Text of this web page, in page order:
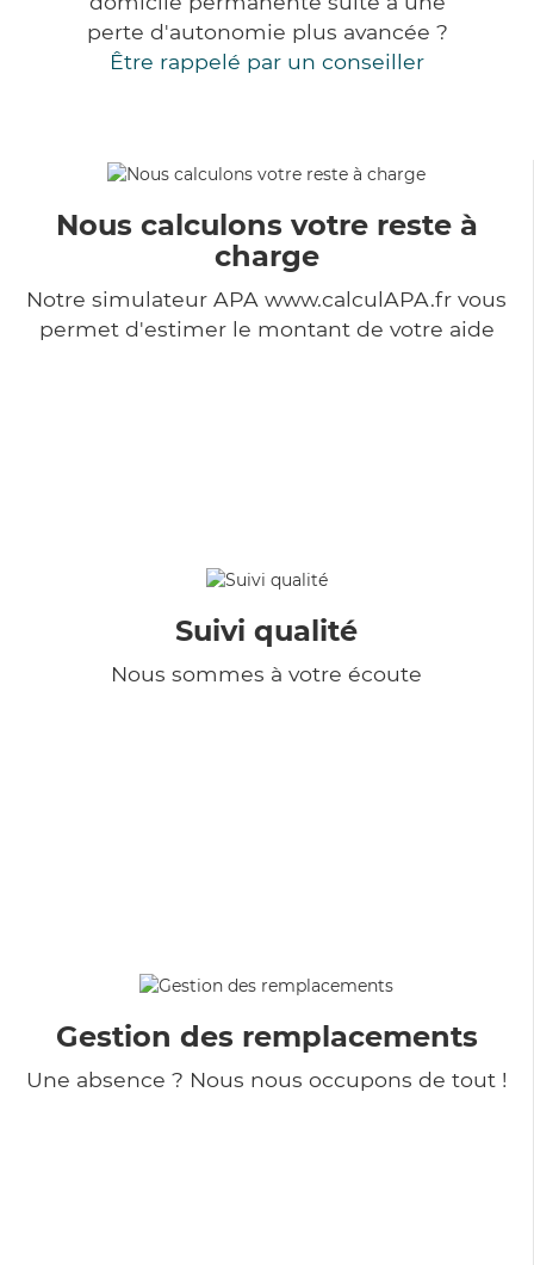
perte d'autonomie plus avancée ?
Être rappelé par un conseiller
Nous calculons votre reste à
charge
Notre simulateur APA www.calculAPA.fr vous
permet d'estimer le montant de votre aide
Suivi qualité
Nous sommes à votre écoute
Gestion des remplacements
Une absence ? Nous nous occupons de tout !